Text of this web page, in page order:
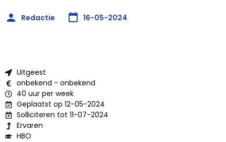
Redactie 16-05-2024
Uitgeest
onbekend - onbekend
40 uur per week
Geplaatst op 12-05-2024
Solliciteren tot 11-07-2024
Ervaren
HBO